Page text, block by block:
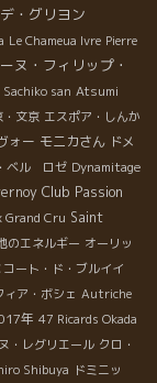
・グリヨン
Le Chameua Ivre Pierre
ヌ・フィリップ・
Sachiko san Atsumi
・文京 エスポア・しんか
ォー モニカさん ドメ
ベル ロゼ Dynamitage
Club Passion
Grand Cru Saint
のエネルギー オーリッ
コート・ド・ブルイイ
ィア・ボシェ Autriche
年 47 Ricards Okada
・レグリエール クロ・
Shibuya ドミニッ